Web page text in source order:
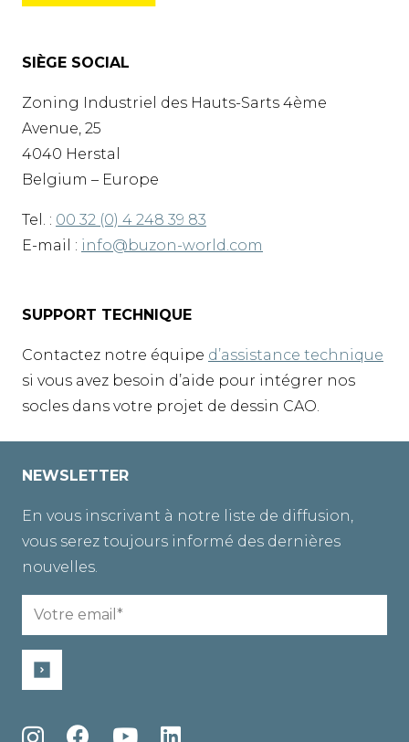
SIÈGE SOCIAL
Zoning Industriel des Hauts-Sarts 4ème
Avenue, 25
4040 Herstal
Belgium – Europe
Tel. : 00 32 (0) 4 248 39 83
E-mail : info@buzon-world.com
SUPPORT TECHNIQUE
Contactez notre équipe d’assistance technique
si vous avez besoin d’aide pour intégrer nos
socles dans votre projet de dessin CAO.
NEWSLETTER
En vous inscrivant à notre liste de diffusion,
vous serez toujours informé des dernières
nouvelles.
Email
(Nécessaire)